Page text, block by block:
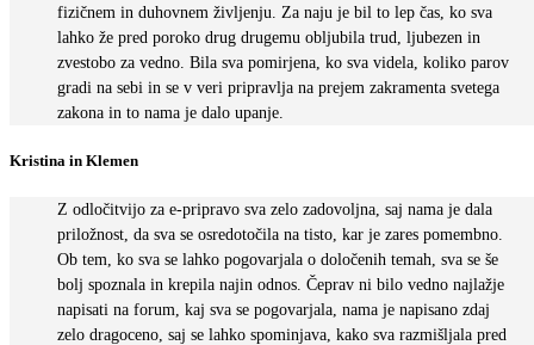
fizičnem in duhovnem življenju. Za naju je bil to lep čas, ko sva
lahko že pred poroko drug drugemu obljubila trud, ljubezen in
zvestobo za vedno. Bila sva pomirjena, ko sva videla, koliko parov
gradi na sebi in se v veri pripravlja na prejem zakramenta svetega
zakona in to nama je dalo upanje.
Kristina in Klemen
Z odločitvijo za e-pripravo sva zelo zadovoljna, saj nama je dala
priložnost, da sva se osredotočila na tisto, kar je zares pomembno.
Ob tem, ko sva se lahko pogovarjala o določenih temah, sva se še
bolj spoznala in krepila najin odnos. Čeprav ni bilo vedno najlažje
napisati na forum, kaj sva se pogovarjala, nama je napisano zdaj
zelo dragoceno, saj se lahko spominjava, kako sva razmišljala pred